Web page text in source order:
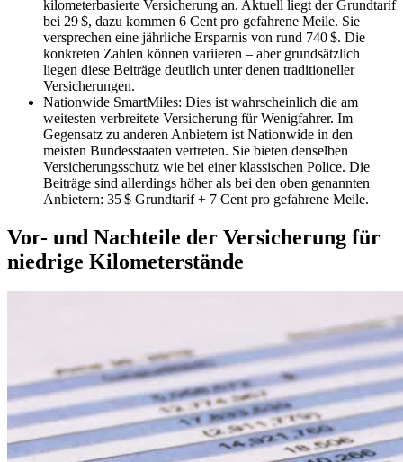
kilometerbasierte Versicherung an. Aktuell liegt der Grundtarif
bei 29 $, dazu kommen 6 Cent pro gefahrene Meile. Sie
versprechen eine jährliche Ersparnis von rund 740 $. Die
konkreten Zahlen können variieren – aber grundsätzlich
liegen diese Beiträge deutlich unter denen traditioneller
Versicherungen.
Nationwide SmartMiles: Dies ist wahrscheinlich die am
weitesten verbreitete Versicherung für Wenigfahrer. Im
Gegensatz zu anderen Anbietern ist Nationwide in den
meisten Bundesstaaten vertreten. Sie bieten denselben
Versicherungsschutz wie bei einer klassischen Police. Die
Beiträge sind allerdings höher als bei den oben genannten
Anbietern: 35 $ Grundtarif + 7 Cent pro gefahrene Meile.
Vor- und Nachteile der Versicherung für
niedrige Kilometerstände